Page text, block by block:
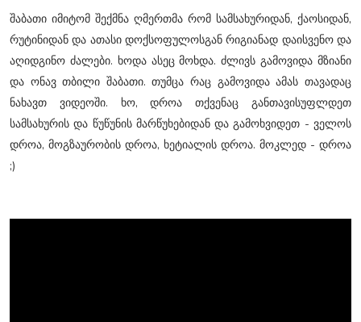
შაბათი იმიტომ შექმნა ღმერთმა რომ სამსახურიდან, ქაოსიდან,
რუტინიდან და ათასი დოქსოფულოსგან რიგიანად დაისვენო და
აღიდგინო ძალები. ხოდა ასეც მოხდა. ძლივს გამოვიდა მზიანი
და ონავ თბილი შაბათი. თუმცა რაც გამოვიდა ამას თავადაც
ნახავთ ვიდეოში. ხო, დროა თქვენაც განთავისუფლდეთ
სამსახურის და წუწუნის მარწუხებიდან და გამოხვიდეთ - ველოს
დროა, მოგზაურობის დროა, ხეტიალის დროა. მოკლედ - დროა
;)